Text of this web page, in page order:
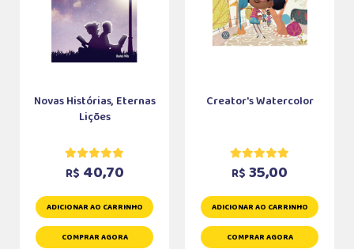
Novas Histórias, Eternas
Lições
R$ 40,70
ADICIONAR AO CARRINHO
COMPRAR AGORA
Creator's Watercolor
R$ 35,00
ADICIONAR AO CARRINHO
COMPRAR AGORA